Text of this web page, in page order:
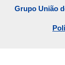
Grupo União